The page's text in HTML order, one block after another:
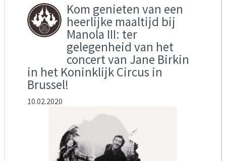
Kom genieten van een
heerlijke maaltijd bij
Manola III: ter
gelegenheid van het
concert van Jane Birkin
in het Koninklijk Circus in
Brussel!
10.02.2020